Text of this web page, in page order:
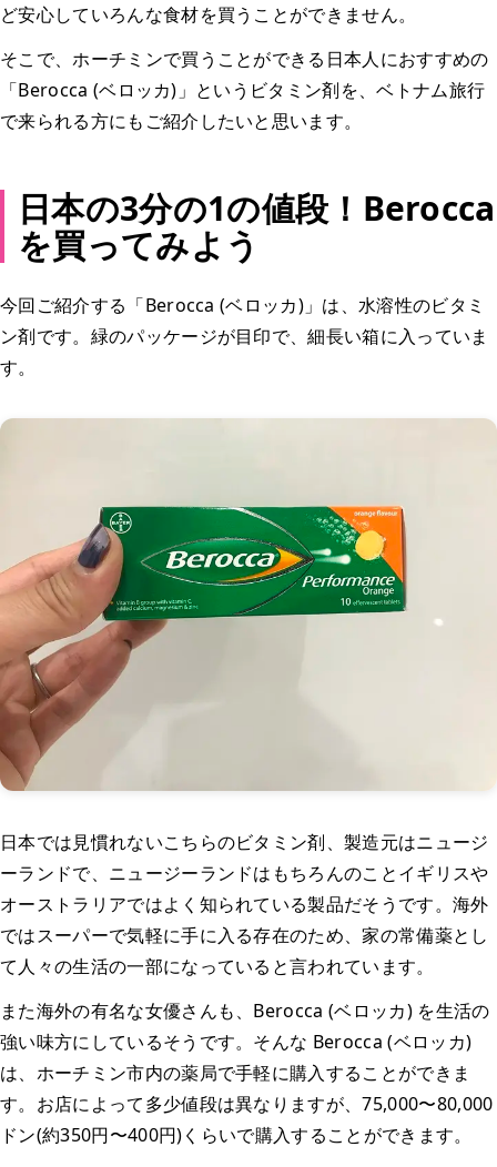
ど安心していろんな食材を買うことができません。
そこで、ホーチミンで買うことができる日本人におすすめの
「Berocca (ベロッカ)」というビタミン剤を、ベトナム旅行
で来られる方にもご紹介したいと思います。
日本の3分の1の値段！Berocca
を買ってみよう
今回ご紹介する「Berocca (ベロッカ)」は、水溶性のビタミ
ン剤です。緑のパッケージが目印で、細長い箱に入っていま
す。
日本では見慣れないこちらのビタミン剤、製造元はニュージ
ーランドで、ニュージーランドはもちろんのことイギリスや
オーストラリアではよく知られている製品だそうです。海外
ではスーパーで気軽に手に入る存在のため、家の常備薬とし
て人々の生活の一部になっていると言われています。
また海外の有名な女優さんも、Berocca (ベロッカ) を生活の
強い味方にしているそうです。そんな Berocca (ベロッカ)
は、ホーチミン市内の薬局で手軽に購入することができま
す。お店によって多少値段は異なりますが、75,000〜80,000
ドン(約350円〜400円)くらいで購入することができます。